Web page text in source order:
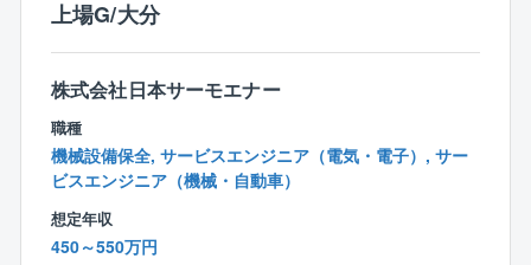
その後、ご自身の適性や意欲に応じて、方針や戦略の
点と専門性を持つキャリアへとステップアップしてい
くことが可能です。
●工事管理業務：
設置工事が計画通りに進捗するよう、現場の進行状
況を管理します。
工事の品質、安全性、スケジュールを確実に確保し
ます。
●保全業務：
計装機器の故障時に迅速な原因究明,修繕手配を行い
ます。
上場G/大分
株式会社日本サーモエナー
職種
機械設備保全, サービスエンジニア（電気・電子）, サー
ビスエンジニア（機械・自動車）
想定年収
450～550万円